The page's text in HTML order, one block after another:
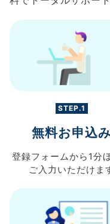
STEP.1
無料お申込み
登録フォームから 1分
ご入力 いただけま